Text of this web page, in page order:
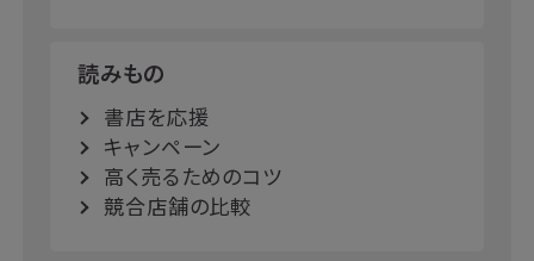
読みもの
書店を応援
キャンペーン
高く売るためのコツ
競合店舗の比較